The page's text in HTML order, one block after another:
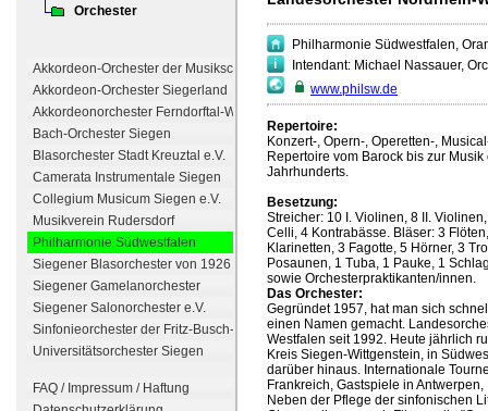
Philharmonie Südwestfalen,
Intendant: Michael Nassauer,
www.philsw.de
Repertoire:
Konzert-, Opern-, Operetten-,
Repertoire vom Barock bis zur Musik
Jahrhunderts.
Besetzung:
Streicher: 10 I. Violinen, 8 II.
Celli, 4 Kontrabässe. Bläser: 3
Klarinetten, 3 Fagotte, 5 Hörner, 3
Posaunen, 1 Tuba, 1 Pauke, 1
sowie Orchesterpraktikanten/innen.
Das Orchester:
Gegründet 1957, hat man sich
einen Namen gemacht.
Westfalen seit 1992. Heute jährlich
Kreis Siegen-Wittgenstein, in
darüber hinaus. Internationale
Frankreich, Gastspiele in
Neben der Pflege der sinfonischen
Orchester
Akkordeon-Orchester der Musikschule Kreuztal
Akkordeon-Orchester Siegerland
Akkordeonorchester Ferndorftal-Wilden e.V.
Bach-Orchester Siegen
Blasorchester Stadt Kreuztal e.V.
Camerata Instrumentale Siegen
Collegium Musicum Siegen e.V.
Musikverein Rudersdorf
Philharmonie Südwestfalen
Siegener Blasorchester von 1926 e.V.
Siegener Gamelanorchester
Siegener Salonorchester e.V.
Sinfonieorchester der Fritz-Busch-Musikschule der Universitätsstadt Siegen
Universitätsorchester Siegen
FAQ / Impressum / Haftung